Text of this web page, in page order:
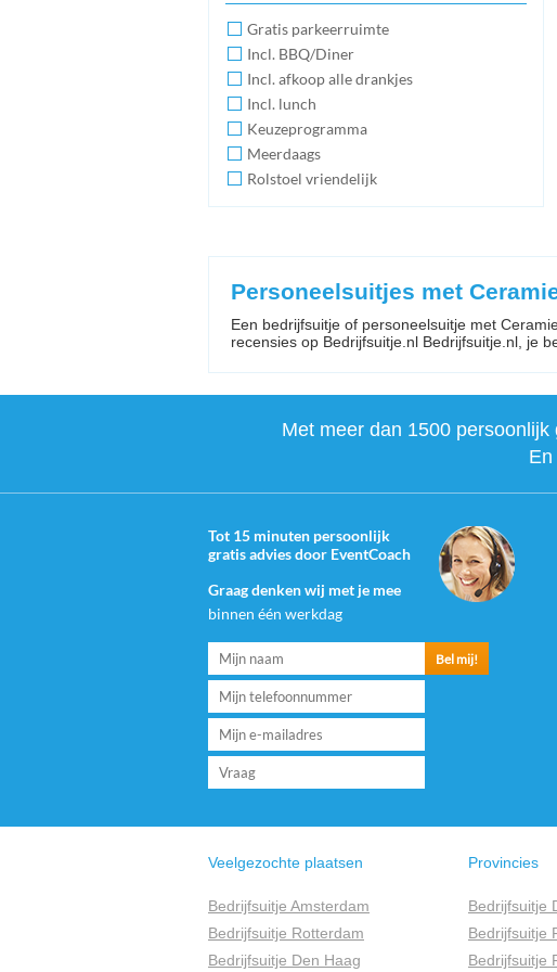
Gratis parkeerruimte
Incl. BBQ/Diner
Incl. afkoop alle drankjes
Incl. lunch
Keuzeprogramma
Meerdaags
Rolstoel vriendelijk
Personeelsuitjes met
Een bedrijfsuitje of personeelsuitje met
recensies op Bedrijfsuitje.nl Bedrijfsuitje.nl, je
Met meer dan 1500
Tot 15 minuten persoonlijk
gratis advies door EventCoach
Graag denken wij met je mee
binnen één werkdag
Veelgezochte plaatsen
Bedrijfsuitje Amsterdam
Bedrijfsuitje Rotterdam
Bedrijfsuitje Den Haag
Provincies
Bedrijfsuitje
Bedrijfsuitje
Bedrijfsuitje